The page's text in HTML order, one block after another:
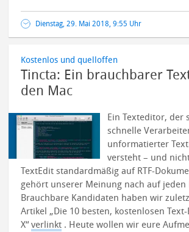
Dienstag, 29. Mai 2018, 9:55 Uhr
Kostenlos und quelloffen
Tincta: Ein brauchbarer
den Mac
Ein Texteditor, der
schnelle
unformatierter
versteht – und
TextEdit standardmäßig auf RTF-
gehört unserer Meinung nach auf jeden
Brauchbare Kandidaten haben wir
Artikel „Die 10 besten, kostenlosen
X“verlinkt . Heute wollen wir eure